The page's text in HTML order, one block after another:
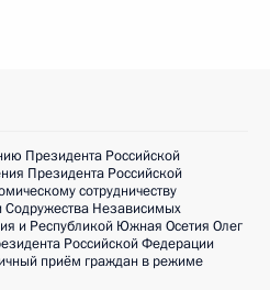
Президента Российской
Президента Российской
сотрудничеству
Содружества Независимых
и Республикой Южная Осетия Олег
Российской Федерации
приём граждан в режиме